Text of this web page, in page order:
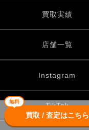
無料
買取 / 査定はこちら
買取実績
店舗一覧
Instagram
TikTok